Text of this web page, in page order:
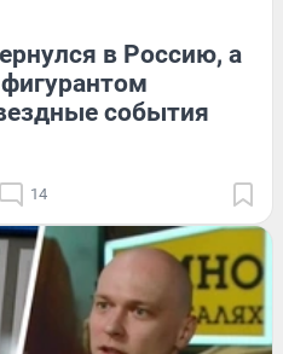
в Россию, а
события
14